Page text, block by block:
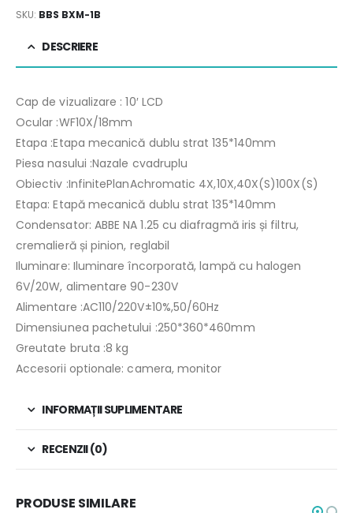
SKU: BBS BXM-1B
DESCRIERE
Cap de vizualizare : 10′ LCD
Ocular :WF10X/18mm
Etapa :Etapa mecanică dublu strat 135*140mm
Piesa nasului :Nazale cvadruplu
Obiectiv :InfinitePlanAchromatic 4X,10X,40X(S)100X(S)
Etapa: Etapă mecanică dublu strat 135*140mm
Condensator: ABBE NA 1.25 cu diafragmă iris și filtru,
cremalieră și pinion, reglabil
Iluminare: Iluminare încorporată, lampă cu halogen
6V/20W, alimentare 90-230V
Alimentare :AC110/220V±10%,50/60Hz
Dimensiunea pachetului :250*360*460mm
Greutate bruta :8 kg
Accesorii optionale: camera, monitor
INFORMAȚII SUPLIMENTARE
RECENZII (0)
PRODUSE SIMILARE